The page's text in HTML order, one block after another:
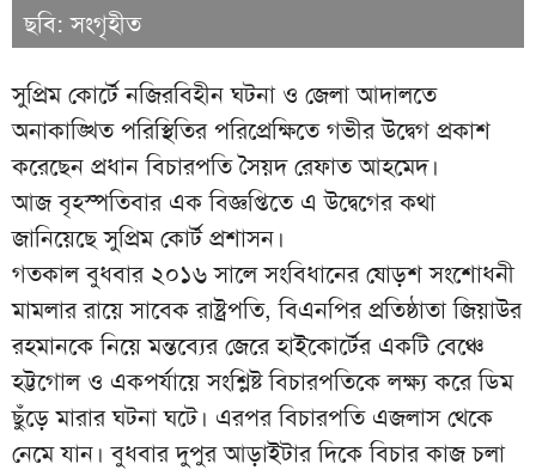
ছবি: সংগৃহীত
সুপ্রিম কোর্টে নজিরবিহীন ঘটনা ও জেলা আদালতে
অনাকাঙ্খিত পরিস্থিতির পরিপ্রেক্ষিতে গভীর উদ্বেগ প্রকাশ
করেছেন প্রধান বিচারপতি সৈয়দ রেফাত আহমেদ।
আজ বৃহস্পতিবার এক বিজ্ঞপ্তিতে এ উদ্বেগের কথা
জানিয়েছে সুপ্রিম কোর্ট প্রশাসন।
গতকাল বুধবার ২০১৬ সালে সংবিধানের ষোড়শ সংশোধনী
মামলার রায়ে সাবেক রাষ্ট্রপতি, বিএনপির প্রতিষ্ঠাতা জিয়াউর
রহমানকে নিয়ে মন্তব্যের জেরে হাইকোর্টের একটি বেঞ্চে
হট্টগোল ও একপর্যায়ে সংশ্লিষ্ট বিচারপতিকে লক্ষ্য করে ডিম
ছুঁড়ে মারার ঘটনা ঘটে। এরপর বিচারপতি এজলাস থেকে
নেমে যান। বুধবার দুপুর আড়াইটার দিকে বিচার কাজ চলা